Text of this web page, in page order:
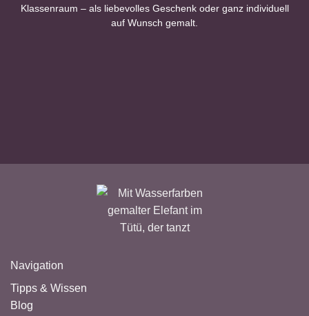
Klassenraum – als liebevolles Geschenk oder ganz individuell
auf Wunsch gemalt.
Navigation
Tipps & Wissen
Blog